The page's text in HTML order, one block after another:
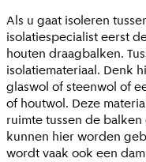
Als u gaat isoleren
isolatiespecialist eerst
houten draagbalken.
isolatiemateriaal. Denk
glaswol of steenwol of
of houtwol. Deze
ruimte tussen de
kunnen hier worden
wordt vaak ook een